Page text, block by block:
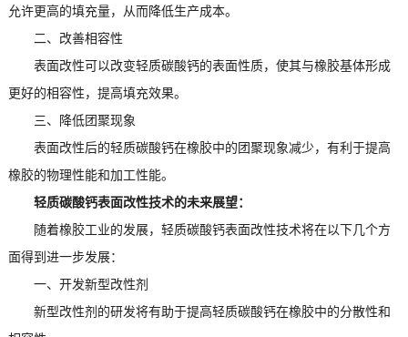
允许更高的填充量，从而降低生产成本。
二、改善相容性
表面改性可以改变轻质碳酸钙的表面性质，使其与橡胶基体形成
更好的相容性，提高填充效果。
三、降低团聚现象
表面改性后的轻质碳酸钙在橡胶中的团聚现象减少，有利于提高
橡胶的物理性能和加工性能。
轻质碳酸钙表面改性技术的未来展望：
随着橡胶工业的发展，轻质碳酸钙表面改性技术将在以下几个方
面得到进一步发展：
一、开发新型改性剂
新型改性剂的研发将有助于提高轻质碳酸钙在橡胶中的分散性和